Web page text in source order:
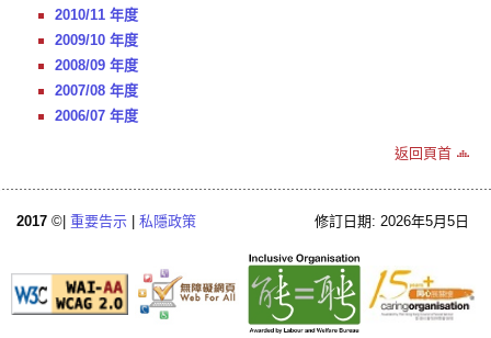
2010/11 年度
2009/10 年度
2008/09 年度
2007/08 年度
2006/07 年度
返回頁首
2017 ©| 重要告示 私隱政策 修訂日期: 2026年5月5日